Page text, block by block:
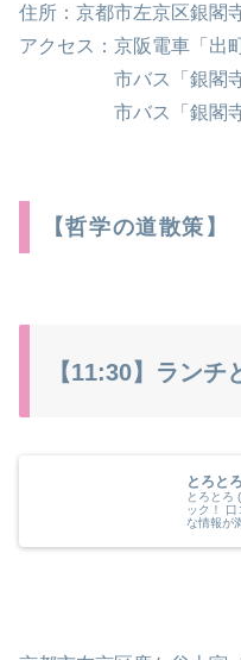
住所：京都市左京区銀閣
アクセス：京阪電車「出
市バス「銀閣寺道
市バス「銀閣寺前
【哲学の道散策】
【11:30】ランチ
とろと
とろとろ
ック！
な情報が